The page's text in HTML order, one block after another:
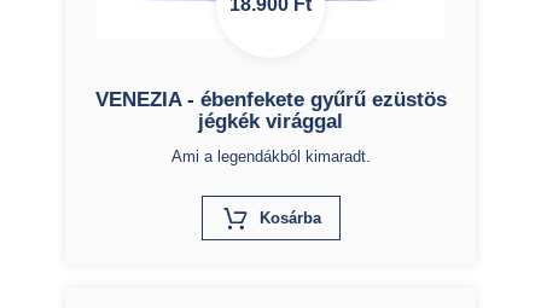
18.900 Ft
VENEZIA - ébenfekete gyűrű ezüstös
jégkék virággal
Ami a legendákból kimaradt.
KosárbaX